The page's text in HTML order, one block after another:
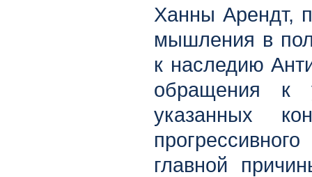
Ханны Арендт,
мышления в
к наследию
обращения к
указанных
главной